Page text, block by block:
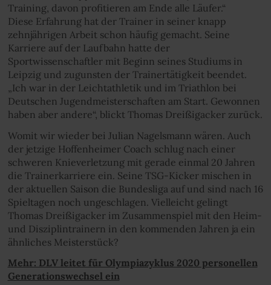
Training, davon profitieren am Ende alle Läufer.“
Diese Erfahrung hat der Trainer in seiner knapp
zehnjährigen Arbeit schon häufig gemacht. Seine
Karriere auf der Laufbahn hatte der
Sportwissenschaftler mit Beginn seines Studiums in
Leipzig und zugunsten der Trainertätigkeit beendet.
„Ich war in der Leichtathletik und im Triathlon bei
Deutschen Jugendmeisterschaften am Start. Gewonnen
haben aber andere“, blickt Thomas Dreißigacker zurück.
Womit wir wieder bei Julian Nagelsmann wären. Auch
der jetzige Hoffenheimer Coach schlug nach einer
schweren Knieverletzung mit gerade einmal 20 Jahren
die Trainerkarriere ein. Seine TSG-Kicker mischen in
der aktuellen Saison die Bundesliga auf und sind nach 16
Spieltagen noch ungeschlagen. Vielleicht gelingt
Thomas Dreißigacker im Zusammenspiel mit den Heim-
und Disziplintrainern in den kommenden Jahren ja ein
ähnliches Meisterstück?
Mehr: DLV leitet für Olympiazyklus 2020 personellen
Generationswechsel ein